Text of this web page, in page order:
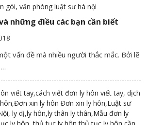
những điều các bạn cần biết
vấn đề mà nhiều người thắc mắc. Bởi lẽ